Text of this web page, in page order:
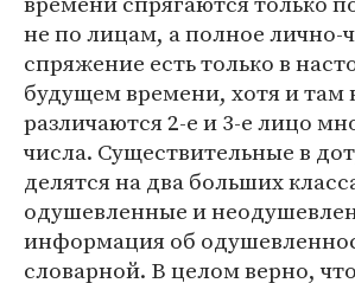
не по лицам, а полное лично-
спряжение есть только в
будущем времени, хотя и там
различаются 2-е и 3-е лицо
числа. Существительные в
делятся на два больших
одушевленные и
информация об
словарной. В целом верно,